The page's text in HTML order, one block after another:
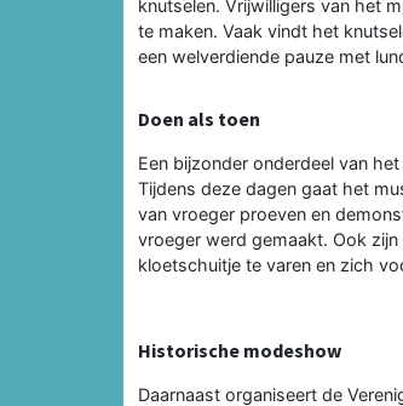
knutselen. Vrijwilligers van het
te maken. Vaak vindt het
een welverdiende pauze met
Doen als toen
Een bijzonder onderdeel van
Tijdens deze dagen gaat het
van vroeger proeven en
vroeger werd gemaakt. Ook
kloetschuitje te varen en zich
Historische modeshow
Daarnaast organiseert de